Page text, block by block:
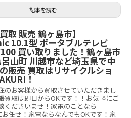
記事を読む
取 販売 鶴ヶ島市】
10.1型 ポータブルテレビ
買い取りました！鶴ヶ島市
山町 川越市など埼玉県で中
販売 買取はリサイクルショ
！
のお客様から買取させていただきまし
買取は即日からOKです！！お気軽にご
くださいませ！家電のことなら
お任せ！家電ならなんでもOKです！家